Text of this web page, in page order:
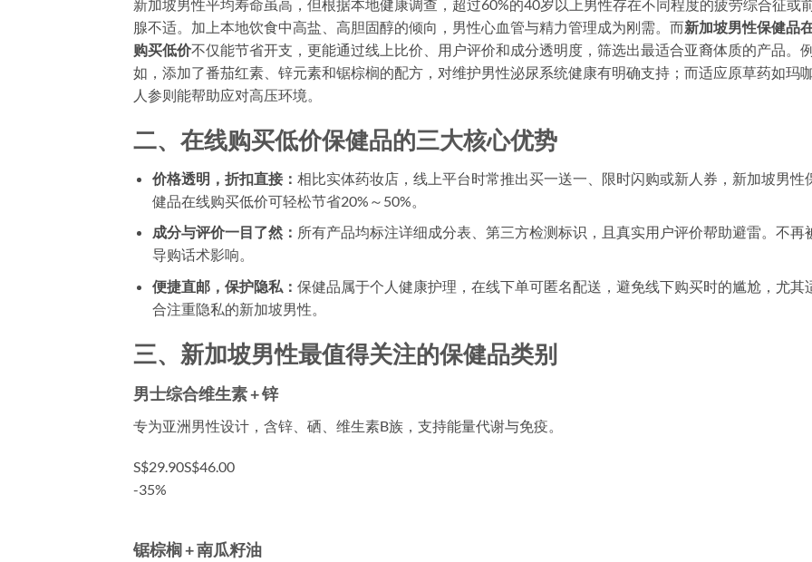
新加坡男性平均寿命虽高，但根据本地健康调查，超过60%的40岁以上男性存在不同程度的疲劳综合征或
腺不适。加上本地饮食中高盐、高胆固醇的倾向，男性心血管与精力管理成为刚需。而新加坡男性保健品
购买低价不仅能节省开支，更能通过线上比价、用户评价和成分透明度，筛选出最适合亚裔体质的产品。
如，添加了番茄红素、锌元素和锯棕榈的配方，对维护男性泌尿系统健康有明确支持；而适应原草药如玛
人参则能帮助应对高压环境。
二、在线购买低价保健品的三大核心优势
价格透明，折扣直接： 相比实体药妆店，线上平台时常推出买一送一、限时闪购或新人券， 新加坡男性
健品在线购买低价可轻松节省20%～50%。
成分与评价一目了然： 所有产品均标注详细成分表、第三方检测标识，且真实用户评价帮助避雷。不再
导购话术影响。
便捷直邮，保护隐私： 保健品属于个人健康护理，在线下单可匿名配送，避免线下购买时的尴尬，尤其
合注重隐私的新加坡男性。
三、新加坡男性最值得关注的保健品类别
男士综合维生素 + 锌
专为亚洲男性设计，含锌、硒、维生素B族，支持能量代谢与免疫。
S$29.90S$46.00
-35%
锯棕榈 + 南瓜籽油